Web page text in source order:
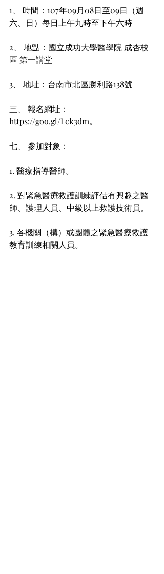
1、 時間：107年09月08日至09日（週
六、日）每日上午九時至下午六時
2、 地點：國立成功大學醫學院 成杏校
區 第一講堂
3、 地址：台南市北區勝利路138號
三、 報名網址：
https://goo.gl/Lck3dm。
七、 參加對象：
1. 醫療指導醫師。
2. 對緊急醫療救護訓練評估有興趣之醫
師、護理人員、中級以上救護技術員。
3. 各機關（構）或團體之緊急醫療救護
教育訓練相關人員。